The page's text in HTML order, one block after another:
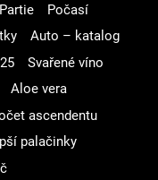
Partie
Počasí
Auto – katalog
Svařené víno
Aloe vera
ascendentu
palačinky